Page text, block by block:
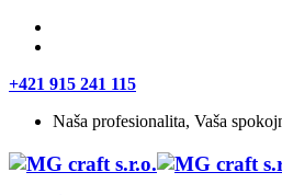
+421 915 241 115
Naša profesionalita, Vaša